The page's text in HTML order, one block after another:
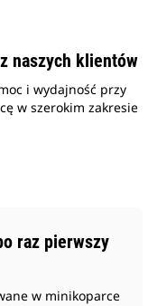
naszych klientów
i wydajność przy
w szerokim zakresie
raz pierwszy
w minikoparce